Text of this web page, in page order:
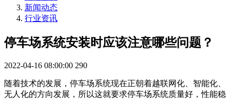
新闻动态
行业资讯
停车场系统安装时应该注意哪些问题？
2022-04-16 08:00:00 290
随着技术的发展，停车场系统现在正朝着越联网化、智能化、
无人化的方向发展，所以这就要求停车场系统质量好，性能稳